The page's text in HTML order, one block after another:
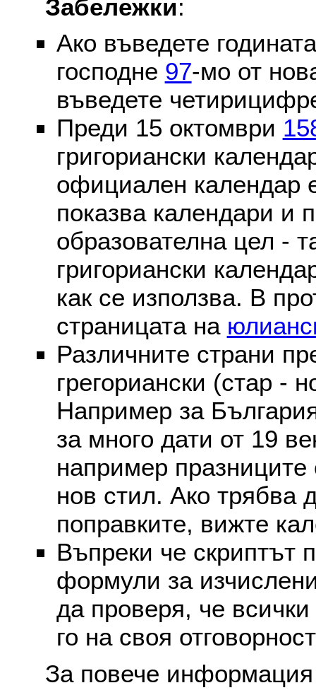
Забележки:
Ако въведете
господне 97-мо от
въведете
Преди 15 октомври
григориански
официален календар
показва календари и
образователна цел -
григориански
как се използва. В
страницата на
Различните страни
грегориански (стар -
Например за
за много дати от 19
например празниците
нов стил. Ако трябва
поправките, вижте
Въпреки че скриптът
формули за
да проверя, че
го на своя
За повече информация